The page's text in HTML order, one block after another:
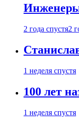
Инженеры
2 года спустя2
1 неделя спустя
100 лет
1 неделя спустя